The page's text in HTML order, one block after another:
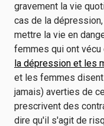
gravement la vie
cas de la
mettre la vie en
femmes qui ont
la dépression et les
et les femmes
jamais) averties de
prescrivent des
dire qu'il s'agit de